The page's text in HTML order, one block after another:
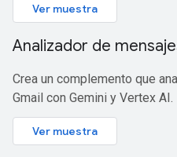
Ver muestra
Analizador de
Crea un complemento que
Gmail con Gemini y Vertex AI.
Ver muestra